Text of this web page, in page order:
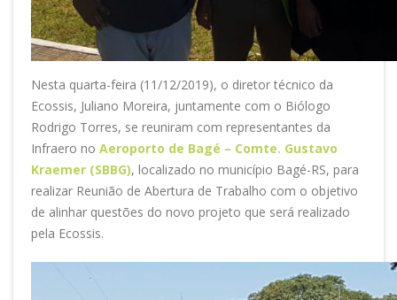
Nesta quarta-feira (11/12/2019), o diretor técnico da
Ecossis, Juliano Moreira, juntamente com o Biólogo
Rodrigo Torres, se reuniram com representantes da
Infraero no Aeroporto de Bagé – Comte. Gustavo
Kraemer (SBBG), localizado no município Bagé-RS, para
realizar Reunião de Abertura de Trabalho com o objetivo
de alinhar questões do novo projeto que será realizado
pela Ecossis.